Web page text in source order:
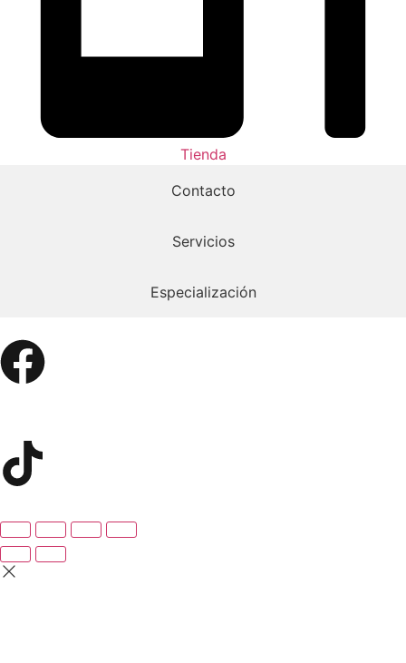
Tienda
Contacto
Servicios
Especialización